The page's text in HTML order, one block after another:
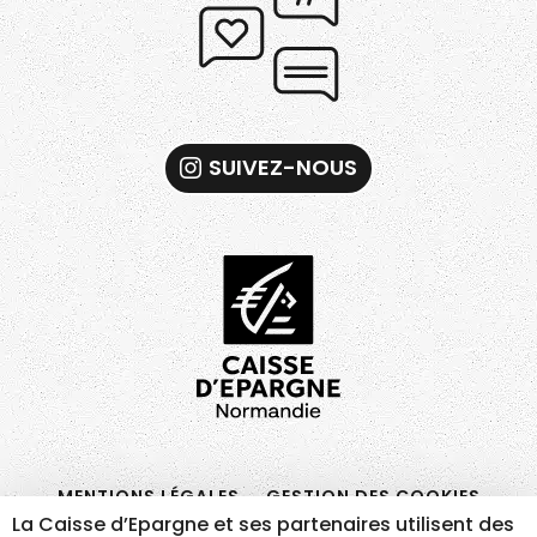
SUIVEZ-NOUS
MENTIONS LÉGALES GESTION DES COOKIES
La Caisse d’Epargne et ses partenaires utilisent des